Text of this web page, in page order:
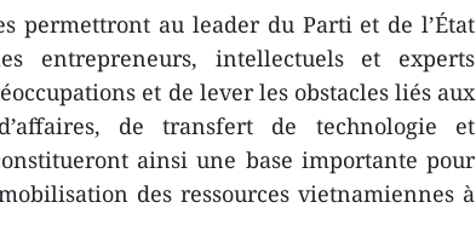
permettront au leader du Parti et de l’État
entrepreneurs, intellectuels et experts
et de lever les obstacles liés aux
de transfert de technologie et
ainsi une base importante pour
des ressources vietnamiennes à